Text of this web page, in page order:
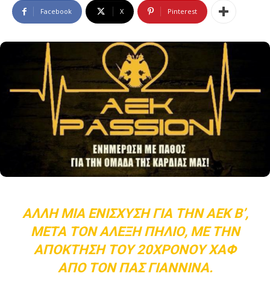
Facebook X Pinterest
ΆΛΛΗ ΜΙΑ ΕΝΊΣΧΥΣΗ ΓΙΑ ΤΗΝ ΑΕΚ Β’,
ΜΕΤΆ ΤΟΝ ΑΛΈΞΗ ΠΉΛΙΟ, ΜΕ ΤΗΝ
ΑΠΌΚΤΗΣΗ ΤΟΥ 20ΧΡΟΝΟΥ ΧΑΦ
ΑΠΌ ΤΟΝ ΠΑΣ ΓΙΆΝΝΙΝΑ.